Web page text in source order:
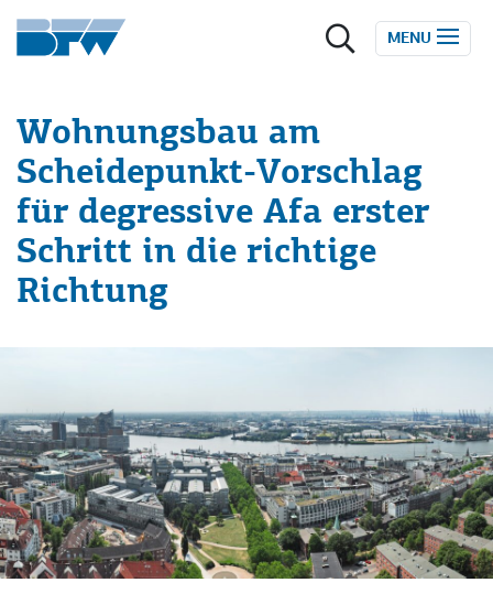
Zum Inhalt springen
MENU
Wohnungsbau am
Scheidepunkt-Vorschlag
für degressive Afa erster
Schritt in die richtige
Richtung